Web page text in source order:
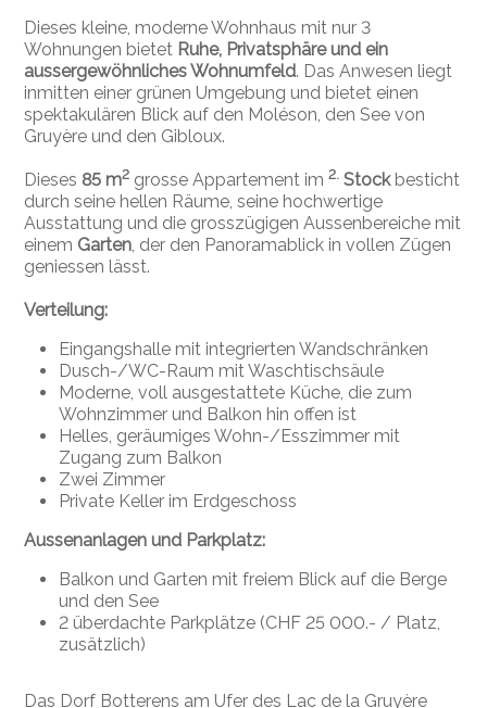
Dieses kleine, moderne Wohnhaus mit nur 3
Wohnungen bietet Ruhe, Privatsphäre und ein
aussergewöhnliches Wohnumfeld. Das Anwesen liegt
inmitten einer grünen Umgebung und bietet einen
spektakulären Blick auf den Moléson, den See von
Gruyère und den Gibloux.
Dieses85 m2 grosse Appartement im2. Stockbesticht
durch seine hellen Räume, seine hochwertige
Ausstattung und die grosszügigen Aussenbereiche mit
einem Garten , der den Panoramablick in vollen Zügen
geniessen lässt.
Verteilung:
Eingangshalle mit integrierten Wandschränken
Dusch-/WC-Raum mit Waschtischsäule
Moderne, voll ausgestattete Küche, die zum
Wohnzimmer und Balkon hin offen ist
Helles, geräumiges Wohn-/Esszimmer mit
Zugang zum Balkon
Zwei Zimmer
Private Keller im Erdgeschoss
Aussenanlagen und Parkplatz:
Balkon und Garten mit freiem Blick auf die Berge
und den See
2 überdachte Parkplätze (CHF 25 000.- / Platz,
zusätzlich)
Das Dorf Botterens am Ufer des Lac de la Gruyère